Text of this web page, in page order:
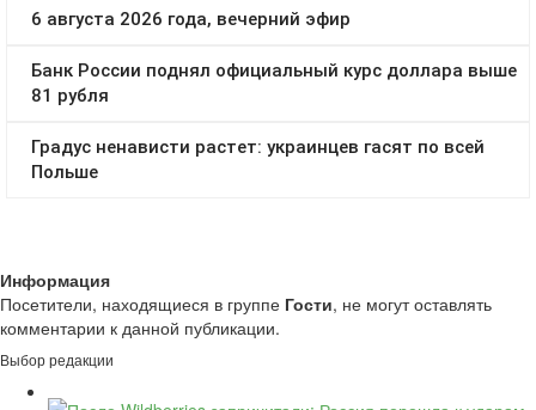
Информация
Посетители, находящиеся в группе Гости, не могут оставлять
комментарии к данной публикации.
Выбор редакции